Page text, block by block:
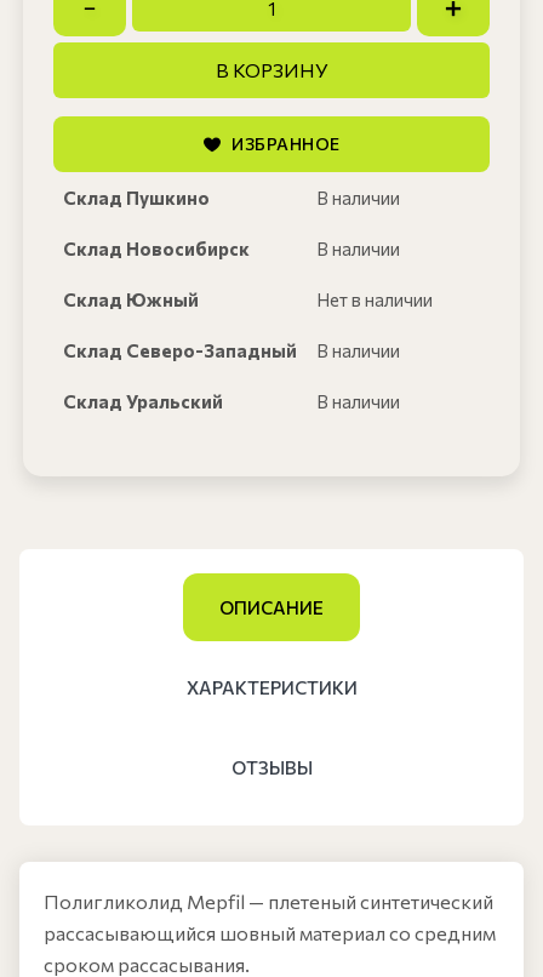
В КОРЗИНУ
ИЗБРАННОЕ
Склад Пушкино В наличии
Склад Новосибирск В наличии
Склад Южный Нет в наличии
Склад Северо-Западный В наличии
Склад Уральский В наличии
ОПИСАНИЕ
ХАРАКТЕРИСТИКИ
ОТЗЫВЫ
Полигликолид Mepfil — плетеный синтетический
рассасывающийся шовный материал со средним
сроком рассасывания.